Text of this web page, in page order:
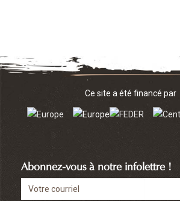
Abonnez-vous à notre infolettre !
Ce site a été financé par